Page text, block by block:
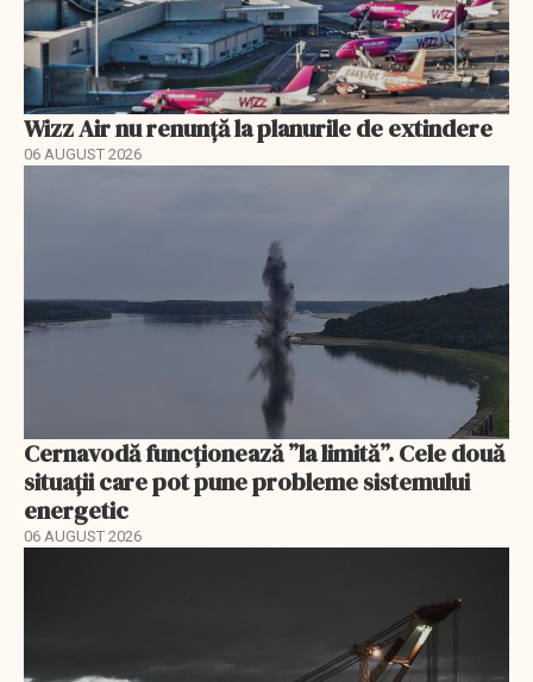
Wizz Air nu renunță la planurile de extindere
06 AUGUST 2026
Cernavodă funcționează ”la limită”. Cele două
situații care pot pune probleme sistemului
energetic
06 AUGUST 2026